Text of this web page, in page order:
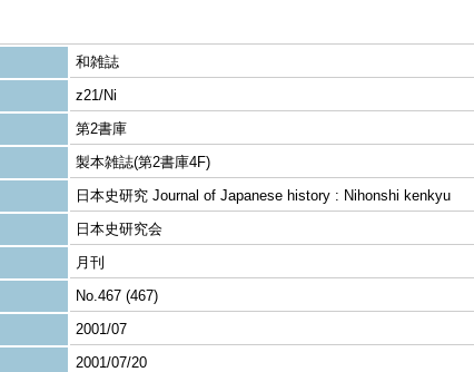
和雑誌
z21/Ni
第2書庫
製本雑誌(第2書庫4F)
日本史研究 Journal of Japanese history : Nihonshi kenkyu
日本史研究会
月刊
No.467 (467)
2001/07
2001/07/20